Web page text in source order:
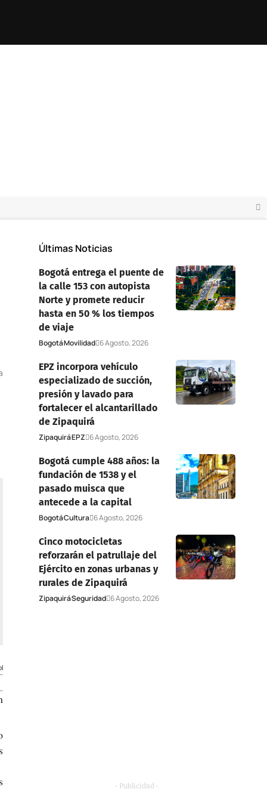
Últimas Noticias
Bogotá entrega el puente de
la calle 153 con autopista
Norte y promete reducir
hasta en 50 % los tiempos
de viaje
BogotáMovilidad 6 Agosto, 2026
EPZ incorpora vehículo
especializado de succión,
presión y lavado para
fortalecer el alcantarillado
de Zipaquirá
ZipaquiráEPZ 6 Agosto, 2026
Bogotá cumple 488 años: la
fundación de 1538 y el
pasado muisca que
antecede a la capital
BogotáCultura 6 Agosto, 2026
Cinco motocicletas
reforzarán el patrullaje del
Ejército en zonas urbanas y
rurales de Zipaquirá
ZipaquiráSeguridad 6 Agosto, 2026
- Publicidad -